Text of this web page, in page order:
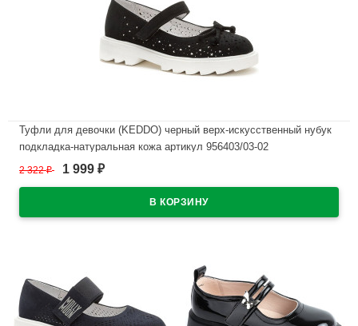
Туфли для девочки (KEDDO) черный верх-искусственный нубук
подкладка-натуральная кожа артикул 956403/03-02
В наличии
2 322₽ 1 999 ₽